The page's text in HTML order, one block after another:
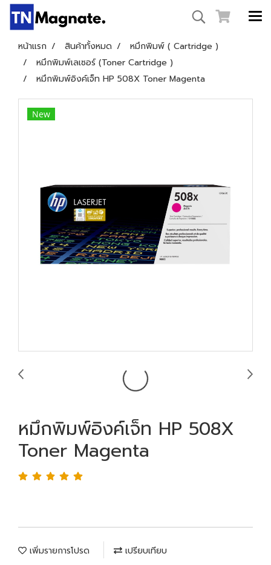
หน้าแรก สินค้าทั้งหมด
หมึกพิมพ์ ( Cartridge )
หมึกพิมพ์เลเซอร์ (Toner Cartridge )
หมึกพิมพ์อิงค์เจ็ท HP 508X Toner Magenta
New
หมึกพิมพ์อิงค์เจ็ท HP 508X
Toner Magenta
เพิ่มรายการโปรด เปรียบเทียบ